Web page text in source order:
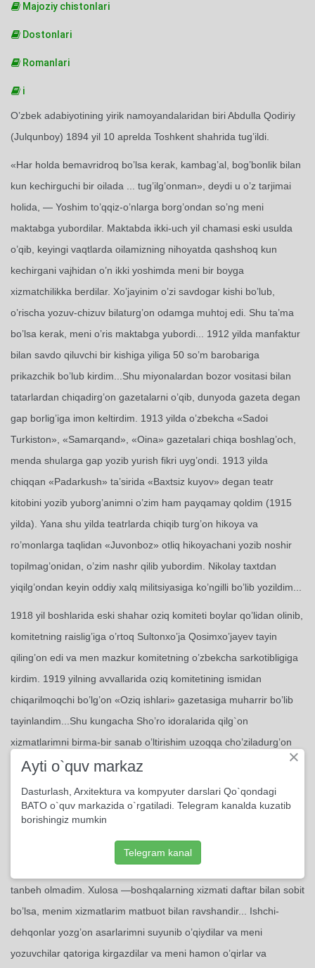
Majoziy chistonlari
Dostonlari
Romanlari
i
O’zbek adabiyotining yirik namoyandalaridan biri Abdulla Qodiriy
(Julqunboy) 1894 yil 10 aprelda Toshkent shahrida tug’ildi.
«Har holda bemavridroq bo’lsa kerak, kambag’al, bog’bonlik bilan
kun kechirguchi bir oilada ... tug’ilg’onman», deydi u o’z tarjimai
holida, — Yoshim to’qqiz-o’nlarga borg’ondan so’ng meni
maktabga yubordilar. Maktabda ikki-uch yil chamasi eski usulda
o’qib, keyingi vaqtlarda oilamizning nihoyatda qashshoq kun
kechirgani vajhidan o’n ikki yoshimda meni bir boyga
xizmatchilikka berdilar. Xo’jayinim o’zi savdogar kishi bo’lub,
o’rischa yozuv-chizuv bilaturg’on odamga muhtoj edi. Shu ta’ma
bo’lsa kerak, meni o’ris maktabga yubordi... 1912 yilda manfaktur
bilan savdo qiluvchi bir kishiga yiliga 50 so’m barobariga
prikazchik bo’lub kirdim...Shu miyonalardan bozor vositasi bilan
tatarlardan chiqadirg’on gazetalarni o’qib, dunyoda gazeta degan
gap borlig’iga imon keltirdim. 1913 yilda o’zbekcha «Sadoi
Turkiston», «Samarqand», «Oina» gazetalari chiqa boshlag’och,
menda shularga gap yozib yurish fikri uyg’ondi. 1913 yilda
chiqqan «Padarkush» ta’sirida «Baxtsiz kuyov» degan teatr
kitobini yozib yuborg’animni o’zim ham payqamay qoldim (1915
yilda). Yana shu yilda teatrlarda chiqib turg’on hikoya va
ro’monlarga taqlidan «Juvonboz» otliq hikoyachani yozib noshir
topilmag’onidan, o’zim nashr qilib yubordim. Nikolay taxtdan
yiqilg’ondan keyin oddiy xalq militsiyasiga ko’ngilli bo’lib yozildim...
1918 yil boshlarida eski shahar oziq komiteti boylar qo’lidan olinib,
komitetning raislig’iga o’rtoq Sultonxo’ja Qosimxo’jayev tayin
qiling’on edi va men mazkur komitetning o’zbekcha sarkotibligiga
kirdim. 1919 yilning avvallarida oziq komitetining ismidan
chiqarilmoqchi bo’lg’on «Oziq ishlari» gazetasiga muharrir bo’lib
tayinlandim...Shu kungacha Sho’ro idoralarida qilg`on
xizmatlarimni birma-bir sanab o’ltirishim uzoqqa cho’ziladurg’on
bo’lg’onlikdin mundan keyin muassasa ismlarinigina atash bilan
«Ishtirokiyun» va «Qizil bayroq» gazetalarida sotrudnik...
«Mushtum» jurnalining muannisi va tahririya a’zosi bo’lib, to 1924
yilgacha mehnatkashlar manfaatiga xolis ishlab keldim. Shu
tanbeh olmadim. Xulosa —boshqalarning xizmati daftar bilan sobit
bo’lsa, menim xizmatlarim matbuot bilan ravshandir... Ishchi-
dehqonlar yozg’on asarlarimni suyunib o’qiydilar va meni
yozuvchilar qatoriga kirgazdilar va meni hamon o’qirlar va
×
Ayti o`quv markaz
Dasturlash, Arxitektura va kompyuter darslari Qo`qondagi
BATO o`quv markazida o`rgatiladi. Telegram kanalda kuzatib
borishingiz mumkin
Telegram kanal